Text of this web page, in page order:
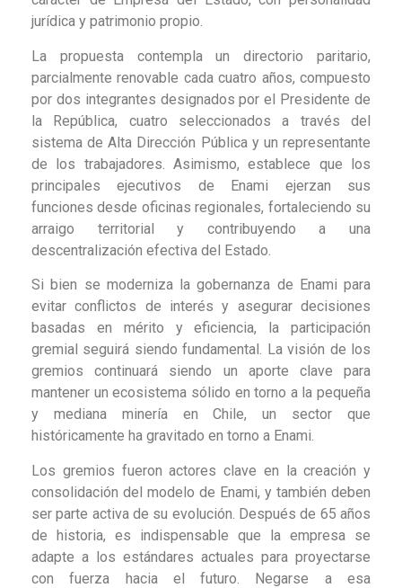
jurídica y patrimonio propio.
La propuesta contempla un directorio paritario,
parcialmente renovable cada cuatro años, compuesto
por dos integrantes designados por el Presidente de
la República, cuatro seleccionados a través del
sistema de Alta Dirección Pública y un representante
de los trabajadores. Asimismo, establece que los
principales ejecutivos de Enami ejerzan sus
funciones desde oficinas regionales, fortaleciendo su
arraigo territorial y contribuyendo a una
descentralización efectiva del Estado.
Si bien se moderniza la gobernanza de Enami para
evitar conflictos de interés y asegurar decisiones
basadas en mérito y eficiencia, la participación
gremial seguirá siendo fundamental. La visión de los
gremios continuará siendo un aporte clave para
mantener un ecosistema sólido en torno a la pequeña
y mediana minería en Chile, un sector que
históricamente ha gravitado en torno a Enami.
Los gremios fueron actores clave en la creación y
consolidación del modelo de Enami, y también deben
ser parte activa de su evolución. Después de 65 años
de historia, es indispensable que la empresa se
adapte a los estándares actuales para proyectarse
con fuerza hacia el futuro. Negarse a esa